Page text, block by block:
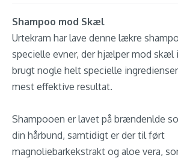
Shampoo mod Skæl
Urtekram har lave denne lækre
specielle evner, der hjælper mod skæl
brugt nogle helt specielle
mest effektive resultat.
Shampooen er lavet på brændenlde
din hårbund, samtidigt er der til ført
magnoliebarkekstrakt og aloe vera,